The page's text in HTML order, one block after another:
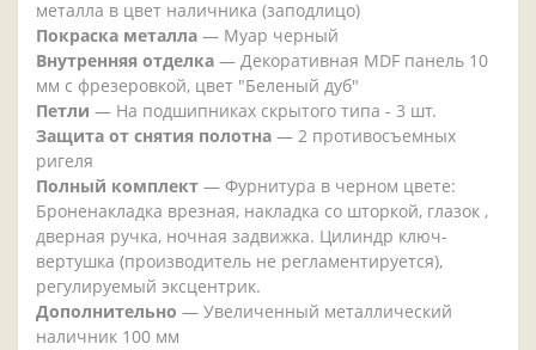
металла в цвет наличника (заподлицо)
Покраска металла — Муар черный
Внутренняя отделка — Декоративная MDF панель 10
мм с фрезеровкой, цвет "Беленый дуб"
Петли — На подшипниках скрытого типа - 3 шт.
Защита от снятия полотна — 2 противосъемных
ригеля
Полный комплект — Фурнитура в черном цвете:
Броненакладка врезная, накладка со шторкой, глазок ,
дверная ручка, ночная задвижка. Цилиндр ключ-
вертушка (производитель не регламентируется),
регулируемый эксцентрик.
Дополнительно — Увеличенный металлический
наличник 100 мм